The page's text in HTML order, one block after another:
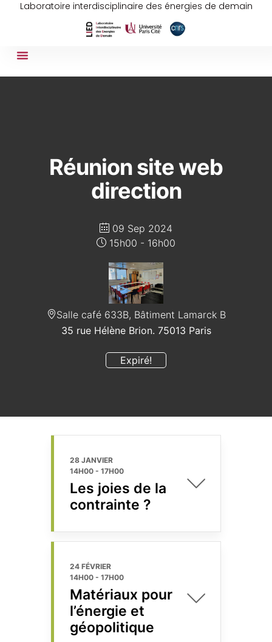
Laboratoire interdisciplinaire des énergies de demain
Réunion site web
direction
09 Sep 2024
Expiré!
15h00 - 16h00
Salle café 633B, Bâtiment Lamarck B
35 rue Hélène Brion. 75013 Paris
28 JANVIER
14H00 - 17H00
Les joies de la
contrainte ?
24 FÉVRIER
14H00 - 17H00
Matériaux pour
l’énergie et
géopolitique